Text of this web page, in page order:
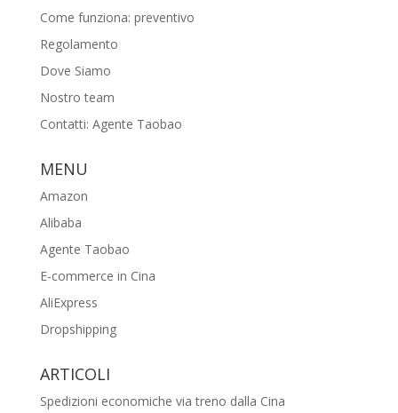
Come funziona: preventivo
Regolamento
Dove Siamo
Nostro team
Contatti: Agente Taobao
MENU
Amazon
Alibaba
Agente Taobao
E-commerce in Cina
AliExpress
Dropshipping
ARTICOLI
Spedizioni economiche via treno dalla Cina